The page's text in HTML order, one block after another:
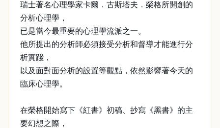
瑞士著名心理學家卡爾．古斯塔夫．榮格所開創的
分析心理學，
已是當今最重要的心理學流派之一。
他所提出的分析師必須接受分析和督導才能進行分
析實踐，
以及面對面分析的設置等觀點，依然影響著今天的
臨床心理學。
在榮格開始寫下《紅書》初稿、抄寫《黑書》的主
要幻想之際，